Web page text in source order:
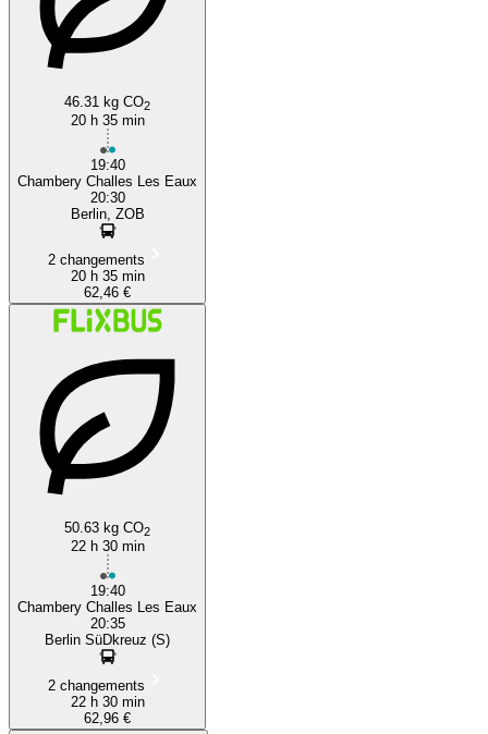
46.31 kg CO2
20 h 35 min
19:40
Chambery Challes Les Eaux
20:30
Berlin, ZOB
2 changements
20 h 35 min
62,46 €
50.63 kg CO2
22 h 30 min
19:40
Chambery Challes Les Eaux
20:35
Berlin SüDkreuz (S)
2 changements
22 h 30 min
62,96 €